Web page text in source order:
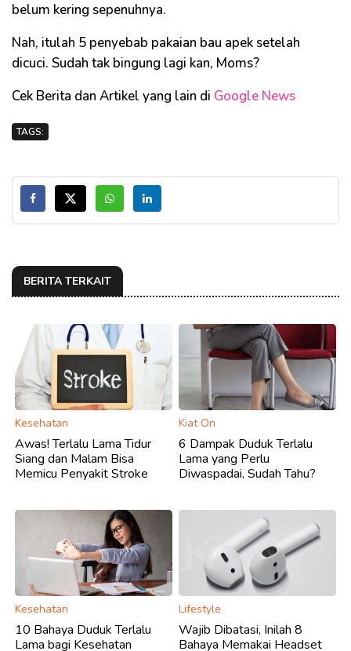
belum kering sepenuhnya.
Nah, itulah 5 penyebab pakaian bau apek setelah
dicuci. Sudah tak bingung lagi kan, Moms?
Cek Berita dan Artikel yang lain di Google News
TAGS:
BERITA TERKAIT
Kesehatan
Awas! Terlalu Lama Tidur
Siang dan Malam Bisa
Memicu Penyakit Stroke
Kiat On
6 Dampak Duduk Terlalu
Lama yang Perlu
Diwaspadai, Sudah Tahu?
Kesehatan
10 Bahaya Duduk Terlalu
Lama bagi Kesehatan
Lifestyle
Wajib Dibatasi, Inilah 8
Bahaya Memakai Headset